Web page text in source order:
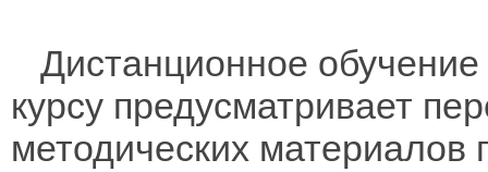
Дистанционное
курсу предусматривает
методических материалов